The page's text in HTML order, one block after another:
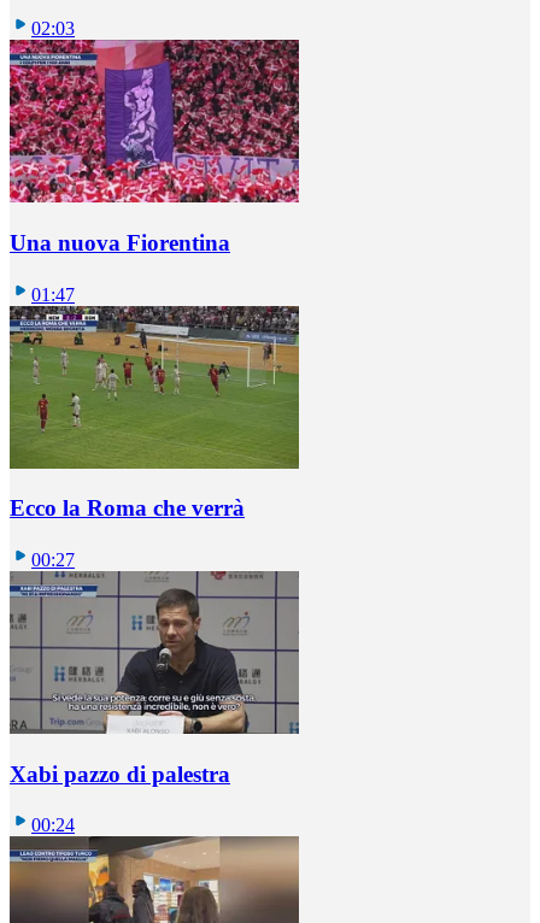
02:03
Una nuova Fiorentina
01:47
Ecco la Roma che verrà
00:27
Xabi pazzo di palestra
00:24